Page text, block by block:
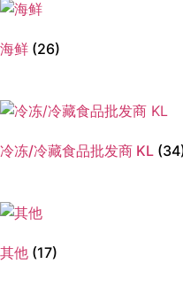
海鲜 (26)
冷冻/冷藏食品批发商 KL
其他 (17)